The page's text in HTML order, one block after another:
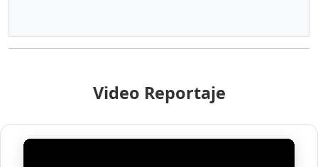
Video Reportaje